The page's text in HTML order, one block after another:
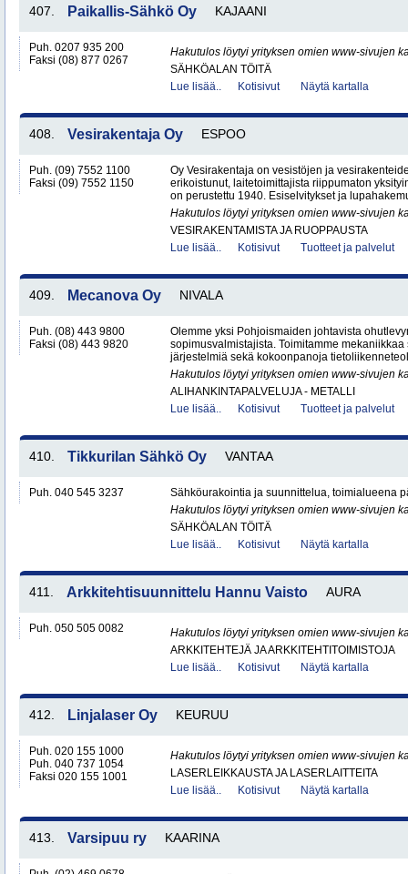
407. Paikallis-Sähkö Oy KAJAANI
Puh. 0207 935 200
Faksi (08) 877 0267
Hakutulos löytyi yrityksen omien www-sivujen
SÄHKÖALAN TÖITÄ
Lue lisää..
Kotisivut Näytä kartalla
408. Vesirakentaja Oy ESPOO
Puh. (09) 7552 1100
Faksi (09) 7552 1150
Oy Vesirakentaja on vesistöjen ja
erikoistunut, laitetoimittajista riippumaton
on perustettu 1940. Esiselvitykset ja
Hakutulos löytyi yrityksen omien www-sivujen
VESIRAKENTAMISTA JA RUOPPAUSTA
Lue lisää..
Kotisivut Tuotteet ja palvelut
409. Mecanova Oy NIVALA
Puh. (08) 443 9800
Faksi (08) 443 9820
Olemme yksi Pohjoismaiden johtavista
sopimusvalmistajista. Toimitamme
järjestelmiä sekä kokoonpanoja
Hakutulos löytyi yrityksen omien www-sivujen
ALIHANKINTAPALVELUJA - METALLI
Lue lisää..
Kotisivut Tuotteet ja palvelut
410. Tikkurilan Sähkö Oy VANTAA
Puh. 040 545 3237
Sähköurakointia ja suunnittelua, toimialueena
Hakutulos löytyi yrityksen omien www-sivujen
SÄHKÖALAN TÖITÄ
Lue lisää..
Kotisivut Näytä kartalla
411. Arkkitehtisuunnittelu Hannu Vaisto AURA
Puh. 050 505 0082
Hakutulos löytyi yrityksen omien www-sivujen
ARKKITEHTEJÄ JA ARKKITEHTITOIMISTOJA
Lue lisää..
Kotisivut Näytä kartalla
412. Linjalaser Oy KEURUU
Puh. 020 155 1000
Puh. 040 737 1054
Faksi 020 155 1001
Hakutulos löytyi yrityksen omien www-sivujen
LASERLEIKKAUSTA JA LASERLAITTEITA
Lue lisää..
Kotisivut Näytä kartalla
413. Varsipuu ry KAARINA